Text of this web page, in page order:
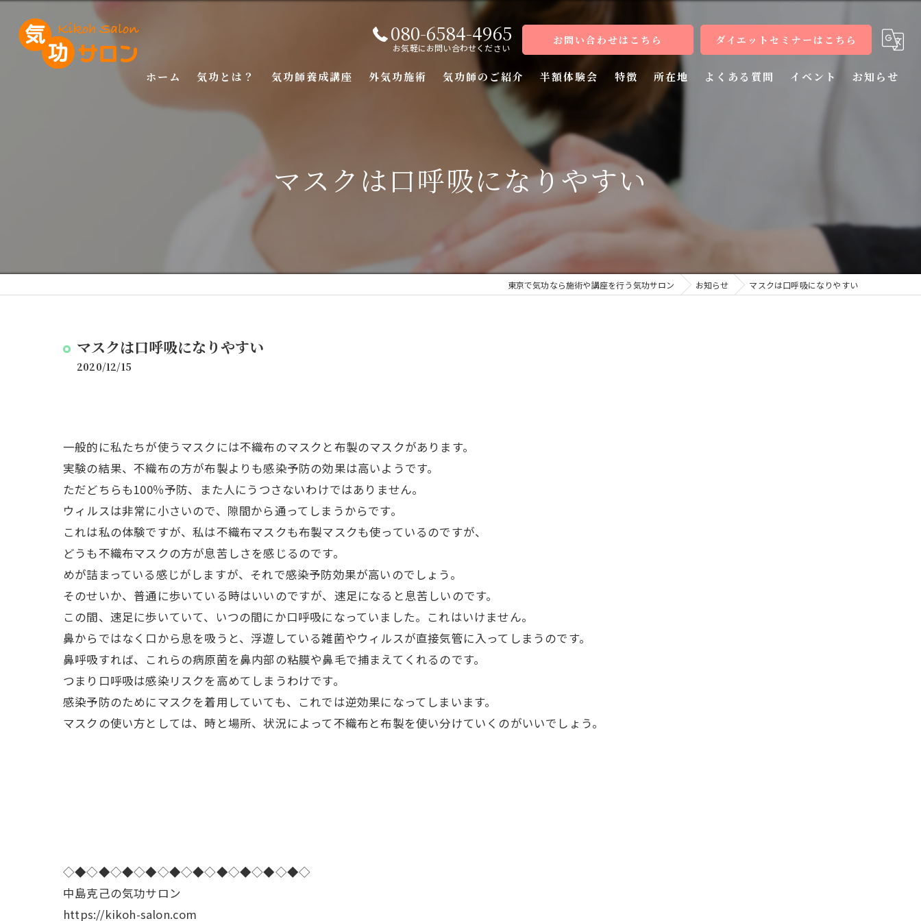
080-6584-4965
お気軽にお問い合わせください
お問い合わせはこちら ダイエットセミナーはこちら
ホーム 気功とは？ 気功師養成講座
応用講座
外気功施術 気功師のご紹介 半額体験会 特徴
病気
教室
所在地 よくある質問 イベント お知らせ
マスクは口呼吸になりやすい
東京で気功なら施術や講座を行う気功サロン お知らせ マスクは口呼吸になりやすい
マスクは口呼吸になりやすい
2020/12/15
一般的に私たちが使うマスクには不織布のマスクと布製のマスクがあります。
実験の結果、不織布の方が布製よりも感染予防の効果は高いようです。
ただどちらも100％予防、また人にうつさないわけではありません。
ウィルスは非常に小さいので、隙間から通ってしまうからです。
これは私の体験ですが、私は不織布マスクも布製マスクも使っているのですが、
どうも不織布マスクの方が息苦しさを感じるのです。
めが詰まっている感じがしますが、それで感染予防効果が高いのでしょう。
そのせいか、普通に歩いている時はいいのですが、速足になると息苦しいのです。
この間、速足に歩いていて、いつの間にか口呼吸になっていました。これはいけません。
鼻からではなく口から息を吸うと、浮遊している雑菌やウィルスが直接気管に入ってしまうのです。
鼻呼吸すれば、これらの病原菌を鼻内部の粘膜や鼻毛で捕まえてくれるのです。
つまり口呼吸は感染リスクを高めてしまうわけです。
感染予防のためにマスクを着用していても、これでは逆効果になってしまいます。
マスクの使い方としては、時と場所、状況によって不織布と布製を使い分けていくのがいいでしょう。
◇◆◇◆◇◆◇◆◇◆◇◆◇◆◇◆◇◆◇◆◇
中島克己の気功サロン
https://kikoh-salon.com